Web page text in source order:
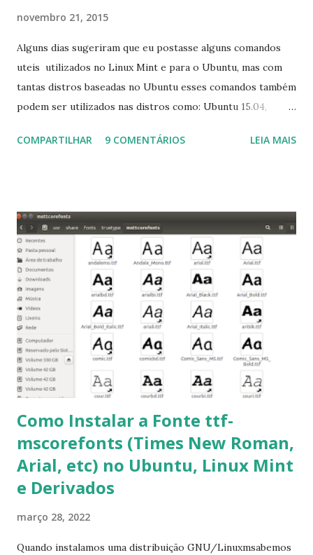
novembro 21, 2015
Alguns dias sugeriram que eu postasse alguns comandos
uteis utilizados no Linux Mint e para o Ubuntu, mas com
tantas distros baseadas no Ubuntu esses comandos também
podem ser utilizados nas distros como: Ubuntu 15.04,
Linux Mint 17, Pinguy OS 14.04, Elementary OS 0.3, Deepin
para usuários iniciantes... 1- Atualizar a lista de pacotes: $
sudo apt-get update 2- Atualizar toda a distro: $ sudo apt-
get -f dist-upgrade ou update-manager -d -c 3- Instalar
pacotes: $ sudo apt-get install [nome do pacote] 4-
Procurar arquivos corrompidos: $ sudo apt-get check 5-
Corrigir problemas de dependências, concluir instalação de
pacotes pendentes e outros erros: $ sudo apt-get -f install
6- Se o comando sudo apt-get -f install nã...
COMPARTILHAR 9 COMENTÁRIOS LEIA MAIS
Como Instalar a Fonte ttf-
mscorefonts (Times New Roman,
Arial, etc) no Ubuntu, Linux Mint
e Derivados
março 28, 2022
Quando instalamos uma distribuição GNU/Linuxmsabemos